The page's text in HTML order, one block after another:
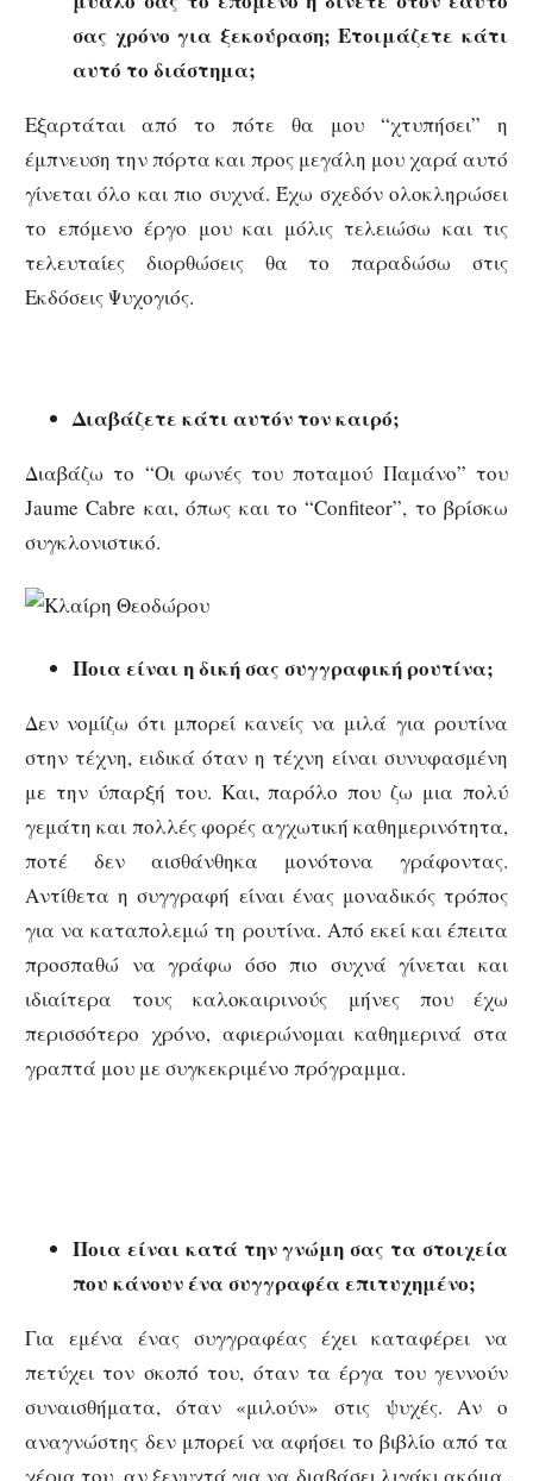
σας χρόνο για ξεκούραση; Ετοιμάζετε κάτι
αυτό το διάστημα;
Εξαρτάται από το πότε θα μου “χτυπήσει” η
έμπνευση την πόρτα και προς μεγάλη μου χαρά αυτό
γίνεται όλο και πιο συχνά. Έχω σχεδόν ολοκληρώσει
το επόμενο έργο μου και μόλις τελειώσω και τις
τελευταίες διορθώσεις θα το παραδώσω στις
Εκδόσεις Ψυχογιός.
Διαβάζετε κάτι αυτόν τον καιρό;
Διαβάζω το “Οι φωνές του ποταμού Παμάνο” του
Jaume Cabre και, όπως και το “Confiteor”, το βρίσκω
συγκλονιστικό.
Ποια είναι η δική σας συγγραφική ρουτίνα;
Δεν νομίζω ότι μπορεί κανείς να μιλά για ρουτίνα
στην τέχνη, ειδικά όταν η τέχνη είναι συνυφασμένη
με την ύπαρξή του. Και, παρόλο που ζω μια πολύ
γεμάτη και πολλές φορές αγχωτική καθημερινότητα,
ποτέ δεν αισθάνθηκα μονότονα γράφοντας.
Αντίθετα η συγγραφή είναι ένας μοναδικός τρόπος
για να καταπολεμώ τη ρουτίνα. Από εκεί και έπειτα
προσπαθώ να γράφω όσο πιο συχνά γίνεται και
ιδιαίτερα τους καλοκαιρινούς μήνες που έχω
περισσότερο χρόνο, αφιερώνομαι καθημερινά στα
γραπτά μου με συγκεκριμένο πρόγραμμα.
Ποια είναι κατά την γνώμη σας τα στοιχεία
που κάνουν ένα συγγραφέα επιτυχημένο;
Για εμένα ένας συγγραφέας έχει καταφέρει να
πετύχει τον σκοπό του, όταν τα έργα του γεννούν
συναισθήματα, όταν «μιλούν» στις ψυχές. Αν ο
αναγνώστης δεν μπορεί να αφήσει το βιβλίο από τα
χέρια του, αν ξενυχτά για να διαβάσει λιγάκι ακόμα,